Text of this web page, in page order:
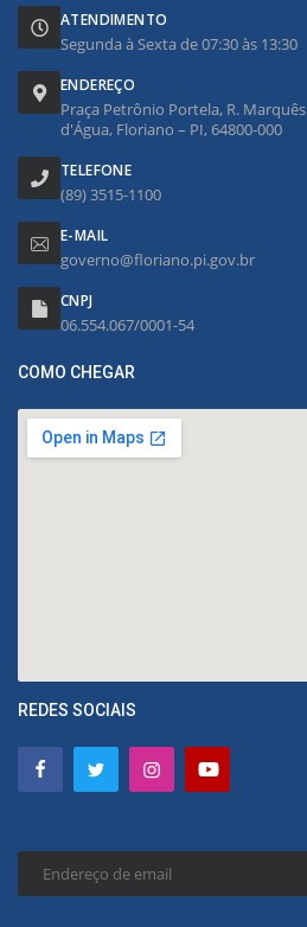
ATENDIMENTO
Segunda à Sexta de 07:30 às 13:30
ENDEREÇO
Praça Petrônio Portela, R.
d'Água, Floriano – PI, 64800-000
TELEFONE
(89) 3515-1100
E-MAIL
governo@floriano.pi.gov.br
CNPJ
06.554.067/0001-54
COMO CHEGAR
REDES SOCIAIS